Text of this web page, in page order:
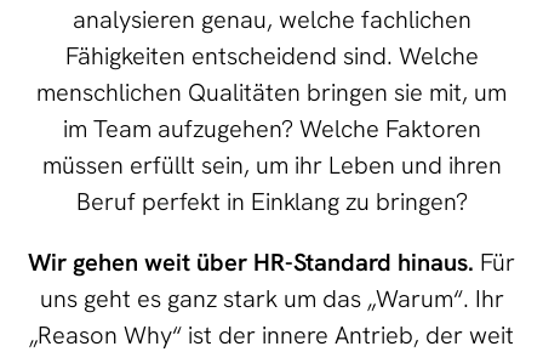
analysieren genau, welche fachlichen
Fähigkeiten entscheidend sind. Welche
menschlichen Qualitäten bringen sie mit, um
im Team aufzugehen? Welche Faktoren
müssen erfüllt sein, um ihr Leben und ihren
Beruf perfekt in Einklang zu bringen?
Wir gehen weit über HR-Standard hinaus. Für
uns geht es ganz stark um das „Warum“. Ihr
„Reason Why“ ist der innere Antrieb, der weit